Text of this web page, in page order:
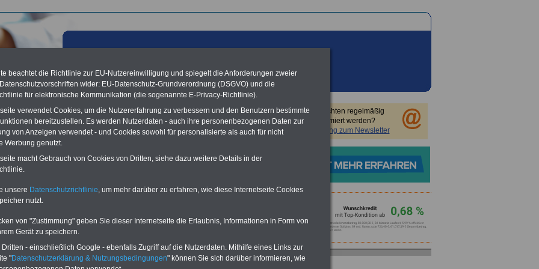
von A bis Z von Kliniken
für Kliniken durch die PARTNERSCHAFT mit dem INFO-
Öffentlicher Dienst/Beamte
Sie eine Datenbank zu Indikationen von A bis Z sowie Empfehlungen zu
Kliniken, Sanatorien und sonstigen Gesundheitseinrichtungen. Wir bauen die
weiter aus. Ein echter Mehrwert für die Besucher unserer Website und unsere
aus dem Bereich "Kliniken, Sanatorien und Gesundheitseinrichtungen", weil
bei google.de sehr gut gelistet sind..
Sie möchten regelmäßig
informiert werden?
Anmeldung zum Newsletter
beachtet die Richtlinie zur EU-Nutzereinwilligung und spiegelt die Anforderungen zweier
wider: EU-Datenschutz-Grundverordnung (DSGVO) und die
für elektronische Kommunikation (die sogenannte E-Privacy-Richtlinie).
verwendet Cookies, um die Nutzererfahrung zu verbessern und den Benutzern bestimmte
bereitzustellen. Es werden Nutzerdaten - auch ihre personenbezogenen Daten zur
von Anzeigen verwendet - und Cookies sowohl für personalisierte als auch für nicht
Werbung genutzt.
macht Gebrauch von Cookies von Dritten, siehe dazu weitere Details in der
unsere Datenschutzrichtlinie, um mehr darüber zu erfahren, wie diese Internetseite Cookies
nutzt.
von "Zustimmung" geben Sie dieser Internetseite die Erlaubnis, Informationen in Form von
Gerät zu speichern.
- einschließlich Google - ebenfalls Zugriff auf die Nutzerdaten. Mithilfe eines Links zur
"Datenschutzerklärung & Nutzungsbedingungen" können Sie sich darüber informieren, wie